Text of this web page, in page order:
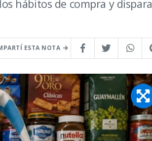
hábitos de compra y dispara
ESTA NOTA